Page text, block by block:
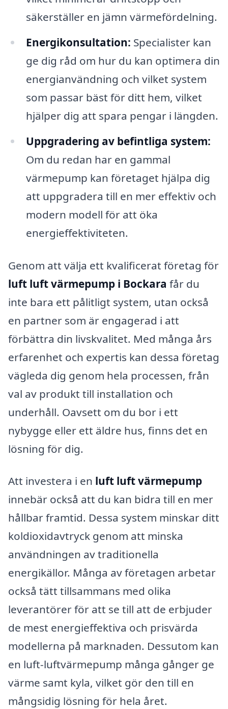
säkerställer en jämn värmefördelning.
Energikonsultation: Specialister kan
ge dig råd om hur du kan optimera din
energianvändning och vilket system
som passar bäst för ditt hem, vilket
hjälper dig att spara pengar i längden.
Uppgradering av befintliga system:
Om du redan har en gammal
värmepump kan företaget hjälpa dig
att uppgradera till en mer effektiv och
modern modell för att öka
energieffektiviteten.
Genom att välja ett kvalificerat företag för
luft luft värmepump i Bockara får du
inte bara ett pålitligt system, utan också
en partner som är engagerad i att
förbättra din livskvalitet. Med många års
erfarenhet och expertis kan dessa företag
vägleda dig genom hela processen, från
val av produkt till installation och
underhåll. Oavsett om du bor i ett
nybygge eller ett äldre hus, finns det en
lösning för dig.
Att investera i en luft luft värmepump
innebär också att du kan bidra till en mer
hållbar framtid. Dessa system minskar ditt
koldioxidavtryck genom att minska
användningen av traditionella
energikällor. Många av företagen arbetar
också tätt tillsammans med olika
leverantörer för att se till att de erbjuder
de mest energieffektiva och prisvärda
modellerna på marknaden. Dessutom kan
en luft-luftvärmepump många gånger ge
värme samt kyla, vilket gör den till en
mångsidig lösning för hela året.